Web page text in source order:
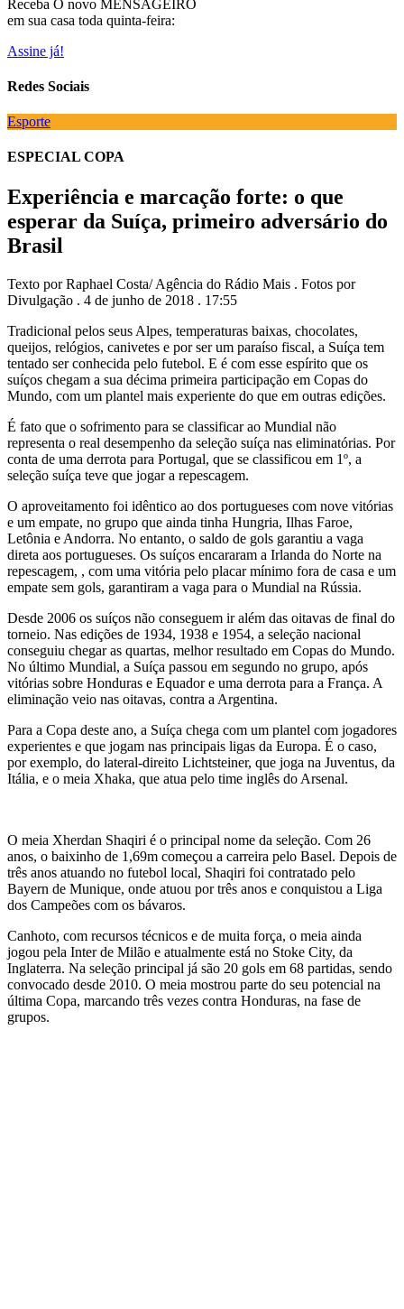
Receba O novo MENSAGEIRO
em sua casa toda quinta-feira:
Assine já!
Redes Sociais
Esporte
ESPECIAL COPA
Experiência e marcação forte: o que
esperar da Suíça, primeiro adversário do
Brasil
Texto por Raphael Costa/ Agência do Rádio Mais . Fotos por
Divulgação . 4 de junho de 2018 . 17:55
Tradicional pelos seus Alpes, temperaturas baixas, chocolates,
queijos, relógios, canivetes e por ser um paraíso fiscal, a Suíça tem
tentado ser conhecida pelo futebol. E é com esse espírito que os
suíços chegam a sua décima primeira participação em Copas do
Mundo, com um plantel mais experiente do que em outras edições.
É fato que o sofrimento para se classificar ao Mundial não
representa o real desempenho da seleção suíça nas eliminatórias. Por
conta de uma derrota para Portugal, que se classificou em 1º, a
seleção suíça teve que jogar a repescagem.
O aproveitamento foi idêntico ao dos portugueses com nove vitórias
e um empate, no grupo que ainda tinha Hungria, Ilhas Faroe,
Letônia e Andorra. No entanto, o saldo de gols garantiu a vaga
direta aos portugueses. Os suíços encararam a Irlanda do Norte na
repescagem, , com uma vitória pelo placar mínimo fora de casa e um
empate sem gols, garantiram a vaga para o Mundial na Rússia.
Desde 2006 os suíços não conseguem ir além das oitavas de final do
torneio. Nas edições de 1934, 1938 e 1954, a seleção nacional
conseguiu chegar as quartas, melhor resultado em Copas do Mundo.
No último Mundial, a Suíça passou em segundo no grupo, após
vitórias sobre Honduras e Equador e uma derrota para a França. A
eliminação veio nas oitavas, contra a Argentina.
Para a Copa deste ano, a Suíça chega com um plantel com jogadores
experientes e que jogam nas principais ligas da Europa. É o caso,
por exemplo, do lateral-direito Lichtsteiner, que joga na Juventus, da
Itália, e o meia Xhaka, que atua pelo time inglês do Arsenal.
O meia Xherdan Shaqiri é o principal nome da seleção. Com 26
anos, o baixinho de 1,69m começou a carreira pelo Basel. Depois de
três anos atuando no futebol local, Shaqiri foi contratado pelo
Bayern de Munique, onde atuou por três anos e conquistou a Liga
dos Campeões com os bávaros.
Canhoto, com recursos técnicos e de muita força, o meia ainda
jogou pela Inter de Milão e atualmente está no Stoke City, da
Inglaterra. Na seleção principal já são 20 gols em 68 partidas, sendo
convocado desde 2010. O meia mostrou parte do seu potencial na
última Copa, marcando três vezes contra Honduras, na fase de
grupos.